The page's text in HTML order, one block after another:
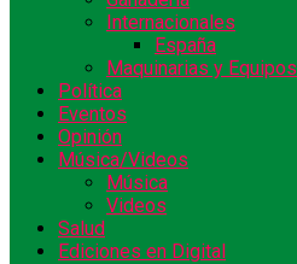
Internacionales
España
Maquinarias y Equipos
Política
Eventos
Opinión
Música/Videos
Música
Videos
Salud
Ediciones en Digital